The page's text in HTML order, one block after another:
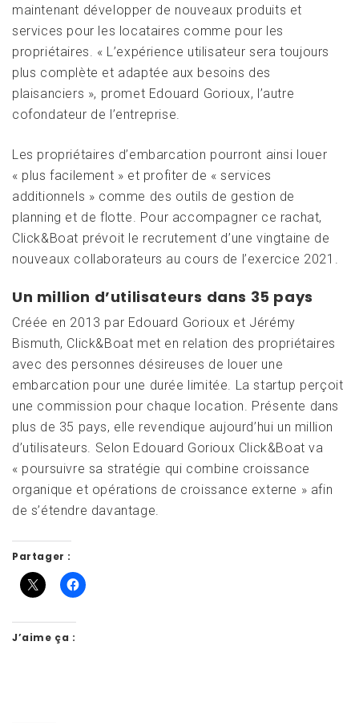
maintenant développer de nouveaux produits et
services pour les locataires comme pour les
propriétaires. « L’expérience utilisateur sera toujours
plus complète et adaptée aux besoins des
plaisanciers », promet Edouard Gorioux, l’autre
cofondateur de l’entreprise.
Les propriétaires d’embarcation pourront ainsi louer
« plus facilement » et profiter de « services
additionnels » comme des outils de gestion de
planning et de flotte. Pour accompagner ce rachat,
Click&Boat prévoit le recrutement d’une vingtaine de
nouveaux collaborateurs au cours de l’exercice 2021.
Un million d’utilisateurs dans 35 pays
Créée en 2013 par Edouard Gorioux et Jérémy
Bismuth, Click&Boat met en relation des propriétaires
avec des personnes désireuses de louer une
embarcation pour une durée limitée. La startup perçoit
une commission pour chaque location. Présente dans
plus de 35 pays, elle revendique aujourd’hui un million
d’utilisateurs. Selon Edouard Gorioux Click&Boat va
« poursuivre sa stratégie qui combine croissance
organique et opérations de croissance externe » afin
de s’étendre davantage.
Partager :
J’aime ça :